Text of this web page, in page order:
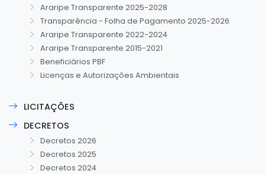
Araripe Transparente 2025-2028
Transparência - Folha de Pagamento 2025-2026
Araripe Transparente 2022-2024
Araripe Transparente 2015-2021
Beneficiários PBF
Licenças e Autorizações Ambientais
LICITAÇÕES
DECRETOS
Decretos 2026
Decretos 2025
Decretos 2024